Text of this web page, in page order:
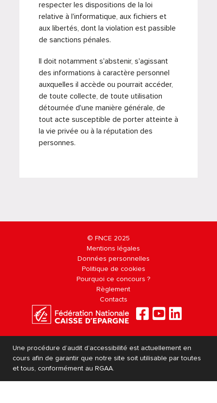
respecter les dispositions de la loi
relative à l'informatique, aux fichiers et
aux libertés, dont la violation est passible
de sanctions pénales.
Il doit notamment s'abstenir, s'agissant
des informations à caractère personnel
auxquelles il accède ou pourrait accéder,
de toute collecte, de toute utilisation
détournée d'une manière générale, de
tout acte susceptible de porter atteinte à
la vie privée ou à la réputation des
personnes.
© FNCE 2025
Mentions légales
Données personnelles
Politique de cookies
Pourquoi ce concours ?
Règlement
Contacts
Une procédure d’audit d’accessibilité est actuellement en
cours afin de garantir que notre site soit utilisable par toutes
et tous, conformément au RGAA.